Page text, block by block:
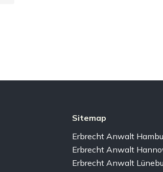
Sitemap
Erbrecht Anwalt
Erbrecht Anwalt
Erbrecht Anwalt